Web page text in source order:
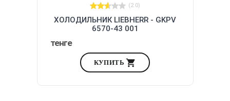
(2.0)
ХОЛОДИЛЬНИК LIEBHERR - GKPV
6570-43 001
тенге
КУПИТЬ